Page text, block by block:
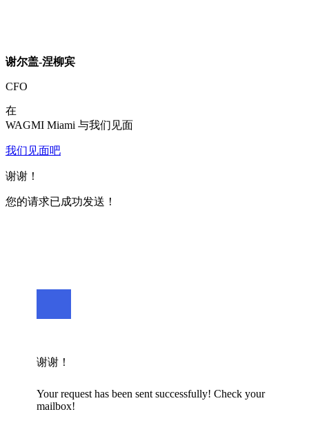
谢尔盖-涅柳宾
CFO
在
WAGMI Miami 与我们见面
我们见面吧
谢谢！
您的请求已成功发送！
谢谢！
Your request has been sent successfully! Check your
mailbox!